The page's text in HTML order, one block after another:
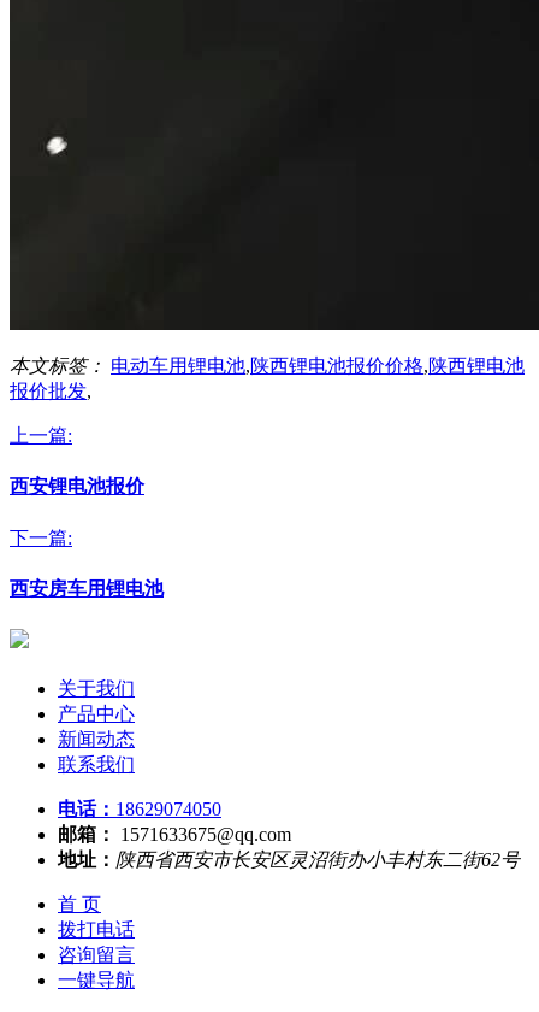
本文标签： 电动车用锂电池,陕西锂电池报价价格,陕西锂电池
报价批发,
上一篇:
西安锂电池报价
下一篇:
西安房车用锂电池
关于我们
产品中心
新闻动态
联系我们
电话： 18629074050
邮箱：
1571633675@qq.com
地址： 陕西省西安市长安区灵沼街办小丰村东二街62号
首 页
拨打电话
咨询留言
一键导航